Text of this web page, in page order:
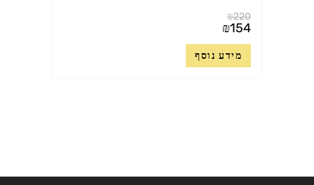
₪220
המחיר
המקורי
היה:
₪220.
₪154
הנוכחי
הוא:
₪154.
מידע נוסף